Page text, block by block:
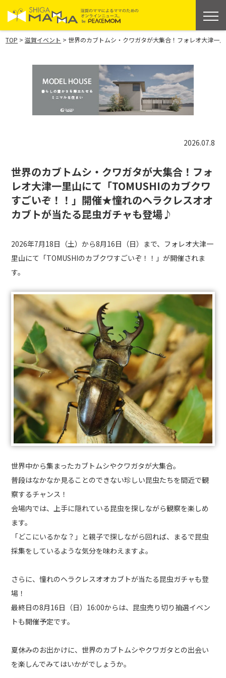
TOP >滋賀イベント >世界のカブトムシ・クワガタが大集合！フォレオ大津一
2026.07.8
世界のカブトムシ・クワガタが大集合！フォ
レオ大津一里山にて「TOMUSHIのカブクワ
すごいぞ！！」開催★憧れのヘラクレスオオ
カブトが当たる昆虫ガチャも登場♪
2026年7月18日（土）から8月16日（日）まで、フォレオ大津一
里山にて「TOMUSHIのカブクワすごいぞ！！」が開催されま
す。
世界中から集まったカブトムシやクワガタが大集合。
普段はなかなか見ることのできない珍しい昆虫たちを間近で観
察するチャンス！
会場内では、上手に隠れている昆虫を探しながら観察を楽しめ
ます。
「どこにいるかな？」と親子で探しながら回れば、まるで昆虫
採集をしているような気分を味わえますよ。
さらに、憧れのヘラクレスオオカブトが当たる昆虫ガチャも登
場！
最終日の8月16日（日）16:00からは、昆虫売り切り抽選イベン
トも開催予定です。
夏休みのお出かけに、世界のカブトムシやクワガタとの出会い
を楽しんでみてはいかがでしょうか。